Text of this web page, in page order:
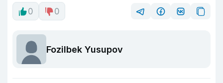
0 0
Fozilbek Yusupov